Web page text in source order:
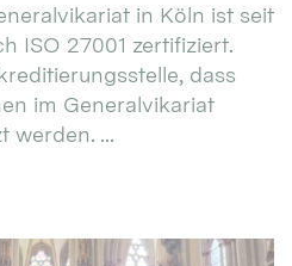
in Köln ist seit
ISO 27001 zertifiziert.
dass
im Generalvikariat
werden. ...